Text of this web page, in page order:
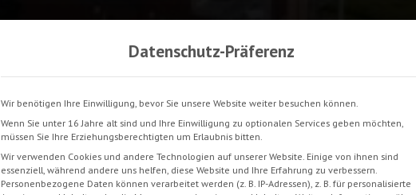
Datenschutz-Präferenz
Wir benötigen Ihre Einwilligung, bevor Sie unsere Website weiter besuchen können.
Wenn Sie unter 16 Jahre alt sind und Ihre Einwilligung zu optionalen Services geben möchten,
müssen Sie Ihre Erziehungsberechtigten um Erlaubnis bitten.
Wir verwenden Cookies und andere Technologien auf unserer Website. Einige von ihnen sind
essenziell, während andere uns helfen, diese Website und Ihre Erfahrung zu verbessern.
Personenbezogene Daten können verarbeitet werden (z. B. IP-Adressen), z. B. für personalisierte